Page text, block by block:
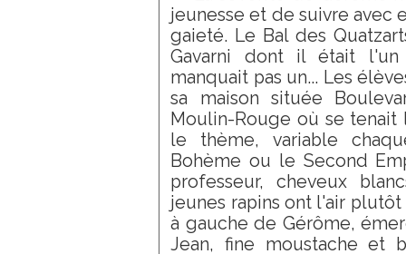
jeunesse et de suivre avec
gaieté. Le Bal des
Gavarni dont il était l'un
manquait pas un... Les
sa maison située
Moulin-Rouge où se tenait
le thème, variable
Bohème ou le Second
professeur, cheveux
jeunes rapins ont l'air
à gauche de Gérôme,
Jean, fine moustache et